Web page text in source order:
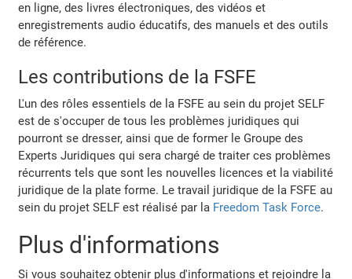
en ligne, des livres électroniques, des vidéos et
enregistrements audio éducatifs, des manuels et des outils
de référence.
Les contributions de la FSFE
L'un des rôles essentiels de la FSFE au sein du projet SELF
est de s'occuper de tous les problèmes juridiques qui
pourront se dresser, ainsi que de former le Groupe des
Experts Juridiques qui sera chargé de traiter ces problèmes
récurrents tels que sont les nouvelles licences et la viabilité
juridique de la plate forme. Le travail juridique de la FSFE au
sein du projet SELF est réalisé par la Freedom Task Force.
Plus d'informations
Si vous souhaitez obtenir plus d'informations et rejoindre la